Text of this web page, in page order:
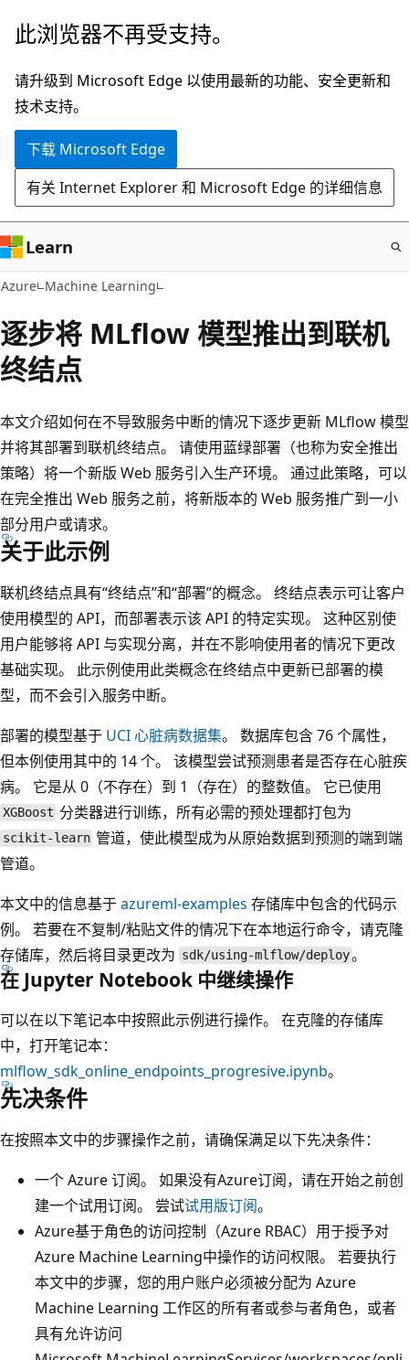
跳
主
要
内
此浏览器不再受支持。
请升级到 Microsoft Edge 以使用最新的功能、安全更新和
技术支持。
下载 Microsoft Edge
有关 Internet Explorer 和 Microsoft Edge 的详细信息
Learn
Azure Machine Learning
逐步将 MLflow 模型推出到联机
终结点
本文介绍如何在不导致服务中断的情况下逐步更新 MLflow 模型
并将其部署到联机终结点。 请使用蓝绿部署（也称为安全推出
策略）将一个新版 Web 服务引入生产环境。 通过此策略，可以
在完全推出 Web 服务之前，将新版本的 Web 服务推广到一小
部分用户或请求。
关于此示例
联机终结点具有“终结点”和“部署”的概念。 终结点表示可让客户
使用模型的 API，而部署表示该 API 的特定实现。 这种区别使
用户能够将 API 与实现分离，并在不影响使用者的情况下更改
基础实现。 此示例使用此类概念在终结点中更新已部署的模
型，而不会引入服务中断。
部署的模型基于 UCI 心脏病数据集。 数据库包含 76 个属性，
但本例使用其中的 14 个。 该模型尝试预测患者是否存在心脏疾
病。 它是从 0（不存在）到 1（存在）的整数值。 它已使用
XGBoost 分类器进行训练，所有必需的预处理都打包为
scikit-learn 管道，使此模型成为从原始数据到预测的端到端
管道。
本文中的信息基于azureml-examples 存储库中包含的代码示
例。 若要在不复制/粘贴文件的情况下在本地运行命令，请克隆
存储库，然后将目录更改为 sdk/using-mlflow/deploy。
在 Jupyter Notebook 中继续操作
可以在以下笔记本中按照此示例进行操作。 在克隆的存储库
中，打开笔记本：
mlflow_sdk_online_endpoints_progresive.ipynb。
先决条件
在按照本文中的步骤操作之前，请确保满足以下先决条件：
一个 Azure 订阅。 如果没有Azure订阅，请在开始之前创
建一个试用订阅。 尝试试用版订阅。
Azure基于角色的访问控制（Azure RBAC）用于授予对
Azure Machine Learning中操作的访问权限。 若要执行
本文中的步骤，您的用户账户必须被分配为 Azure
Machine Learning 工作区的所有者或参与者角色，或者
具有允许访问